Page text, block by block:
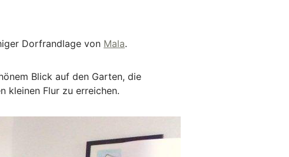
Dorfrandlage von Mala.
Blick auf den Garten, die
kleinen Flur zu erreichen.